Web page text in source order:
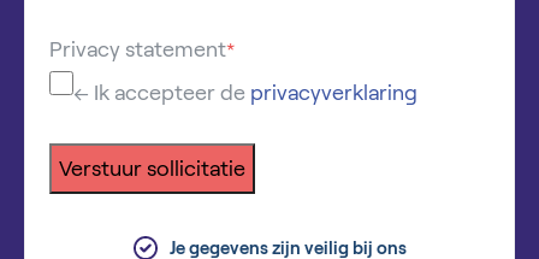
Privacy statement*
← Ik accepteer de privacyverklaring
Verstuur sollicitatie
Je gegevens zijn veilig bij ons